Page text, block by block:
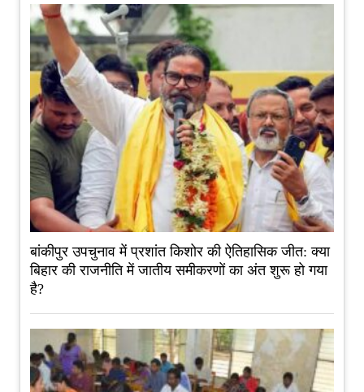
बांकीपुर उपचुनाव में प्रशांत किशोर की ऐतिहासिक जीत: क्या
बिहार की राजनीति में जातीय समीकरणों का अंत शुरू हो गया
है?